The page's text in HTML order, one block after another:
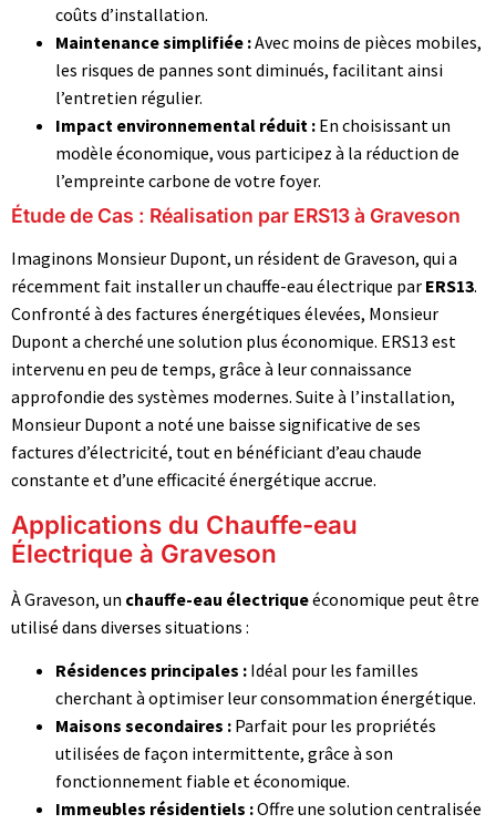
coûts d’installation.
Maintenance simplifiée :Avec moins de pièces mobiles,
les risques de pannes sont diminués, facilitant ainsi
l’entretien régulier.
Impact environnemental réduit : En choisissant un
modèle économique, vous participez à la réduction de
l’empreinte carbone de votre foyer.
Étude de Cas : Réalisation par ERS13 à Graveson
Imaginons Monsieur Dupont, un résident de Graveson, qui a
récemment fait installer un chauffe-eau électrique par ERS13.
Confronté à des factures énergétiques élevées, Monsieur
Dupont a cherché une solution plus économique. ERS13 est
intervenu en peu de temps, grâce à leur connaissance
approfondie des systèmes modernes. Suite à l’installation,
Monsieur Dupont a noté une baisse significative de ses
factures d’électricité, tout en bénéficiant d’eau chaude
constante et d’une efficacité énergétique accrue.
Applications du Chauffe-eau
Électrique à Graveson
À Graveson, un chauffe-eau électriqueéconomique peut être
utilisé dans diverses situations :
Résidences principales : Idéal pour les familles
cherchant à optimiser leur consommation énergétique.
Maisons secondaires : Parfait pour les propriétés
utilisées de façon intermittente, grâce à son
fonctionnement fiable et économique.
Immeubles résidentiels :Offre une solution centralisée